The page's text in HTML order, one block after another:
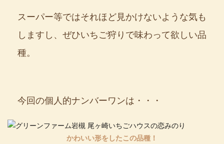
スーパー等ではそれほど見かけないような気も
しますし、ぜひいちご狩りで味わって欲しい品
種。
今回の個人的ナンバーワンは・・・
かわいい形をしたこの品種！